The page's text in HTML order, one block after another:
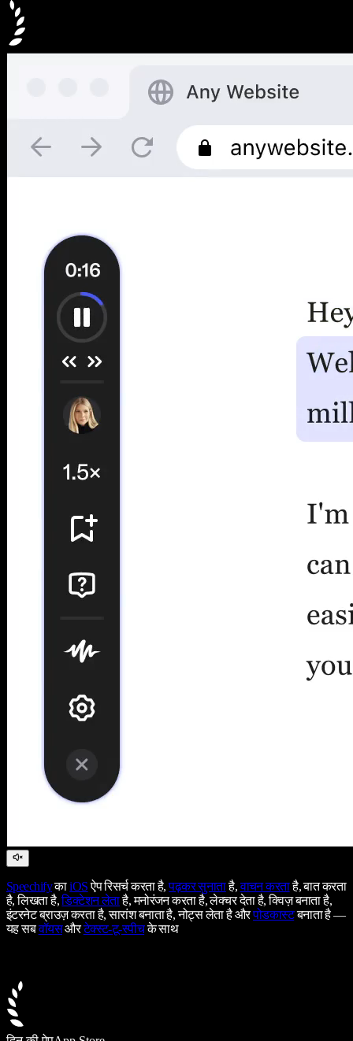
SpeechifyकाiOSऐप रिसर्च करता है,पढ़कर सुनाताहै,वाचन करताहै, बात करता
है, लिखता है,डिक्टेशन लेताहै, मनोरंजन करता है, लेक्चर देता है, क्विज़ बनाता है,
इंटरनेट ब्राउज़ करता है, सारांश बनाता है, नोट्स लेता है औरपोडकास्टबनाता है —
यह सबवॉयसऔरटेक्स्ट-टू-स्पीचके साथ